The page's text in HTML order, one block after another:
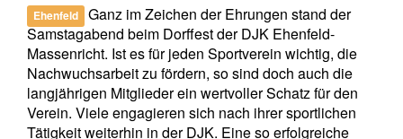
Ehenfeld
Ganz im Zeichen der Ehrungen stand der
Samstagabend beim Dorffest der DJK Ehenfeld-
Massenricht. Ist es für jeden Sportverein wichtig, die
Nachwuchsarbeit zu fördern, so sind doch auch die
langjährigen Mitglieder ein wertvoller Schatz für den
Verein. Viele engagieren sich nach ihrer sportlichen
Tätigkeit weiterhin in der DJK. Eine so erfolgreiche